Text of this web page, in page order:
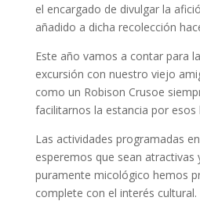
el encargado de divulgar la
añadido a dicha recolección
Este año vamos a contar para
excursión con nuestro viejo
como un Robison Crusoe
facilitarnos la estancia por esos
Las actividades programadas
esperemos que sean atractivas
puramente micológico hemos
complete con el interés cultural.